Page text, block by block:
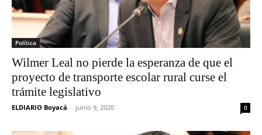
Política
Wilmer Leal no pierde la esperanza de que el
proyecto de transporte escolar rural curse el
trámite legislativo
ELDIARIO Boyacá - junio 9, 2020 0